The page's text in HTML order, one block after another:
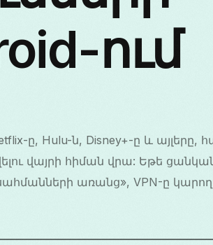
ում
ը, Hulu-ն, Disney+-ը և այլերը,
վայրի հիման վրա: Եթե
առանց», VPN-ը կարող